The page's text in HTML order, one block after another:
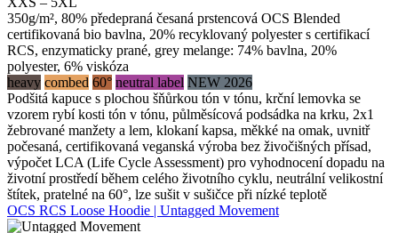
350g/m², 80% předepraná česaná prstencová OCS Blended
certifikovaná bio bavlna, 20% recyklovaný polyester s certifikací
RCS, enzymaticky prané, grey melange: 74% bavlna, 20%
polyester, 6% viskóza
heavy combed 60° neutral label NEW 2026
Podšitá kapuce s plochou šňůrkou tón v tónu, krční lemovka se
vzorem rybí kosti tón v tónu, půlměsícová podsádka na krku, 2x1
žebrované manžety a lem, klokaní kapsa, měkké na omak, uvnitř
počesaná, certifikovaná veganská výroba bez živočišných přísad,
výpočet LCA (Life Cycle Assessment) pro vyhodnocení dopadu na
životní prostředí během celého životního cyklu, neutrální velikostní
štítek, pratelné na 60°, lze sušit v sušičce při nízké teplotě
OCS RCS Loose Hoodie | Untagged Movement